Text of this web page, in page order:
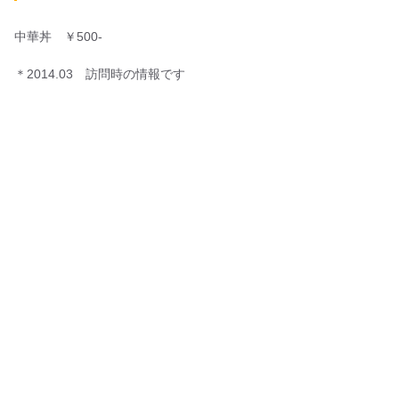
中華丼 ￥500-
＊2014.03 訪問時の情報です